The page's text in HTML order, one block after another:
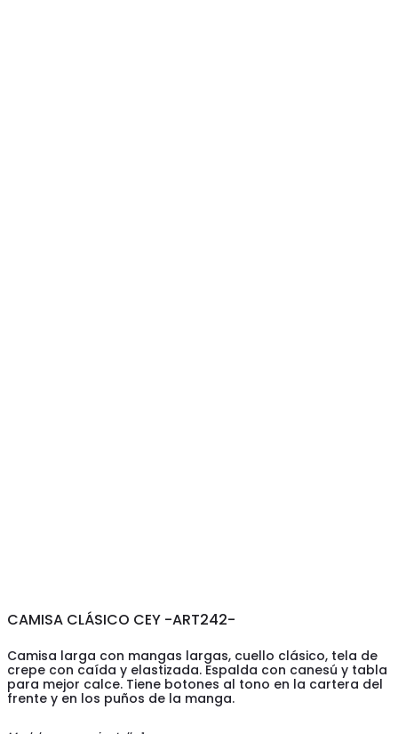
CAMISA CLÁSICO CEY -ART242-
Camisa larga con mangas largas, cuello clásico, tela de
crepe con caída y elastizada. Espalda con canesú y tabla
para mejor calce. Tiene botones al tono en la cartera del
frente y en los puños de la manga.